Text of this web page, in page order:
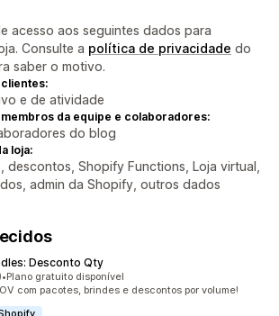
acesso aos seguintes dados para
Consulte a política de privacidade do
saber o motivo.
e de atividade
da equipe e colaboradores:
do blog
loja:
descontos, Shopify Functions, Loja virtual,
admin da Shopify, outros dados
Desconto Qty
ao todo
•Plano gratuito disponível
com pacotes, brindes e descontos por volume!